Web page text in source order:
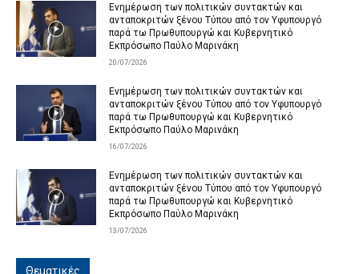
Ενημέρωση των πολιτικών συντακτών και
ανταποκριτών ξένου Τύπου από τον Υφυπουργό
παρά τω Πρωθυπουργώ και Κυβερνητικό
Εκπρόσωπο Παύλο Μαρινάκη
20/07/2026
Ενημέρωση των πολιτικών συντακτών και
ανταποκριτών ξένου Τύπου από τον Υφυπουργό
παρά τω Πρωθυπουργώ και Κυβερνητικό
Εκπρόσωπο Παύλο Μαρινάκη
16/07/2026
Ενημέρωση των πολιτικών συντακτών και
ανταποκριτών ξένου Τύπου από τον Υφυπουργό
παρά τω Πρωθυπουργώ και Κυβερνητικό
Εκπρόσωπο Παύλο Μαρινάκη
13/07/2026
Θεματικές